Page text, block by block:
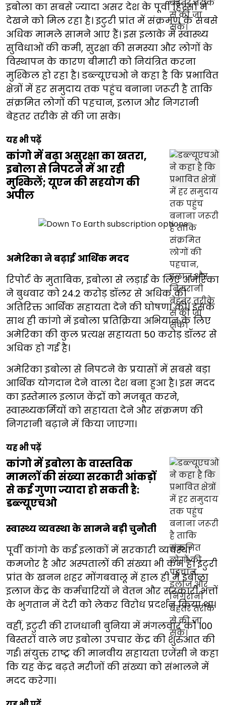
इबोला का सबसे ज्यादा असर देश के पूर्वी हिस्सों में
देखने को मिल रहा है। इटुरी प्रांत में संक्रमण के सबसे
अधिक मामले सामने आए हैं। इस इलाके में स्वास्थ्य
सुविधाओं की कमी, सुरक्षा की समस्या और लोगों के
विस्थापन के कारण बीमारी को नियंत्रित करना
मुश्किल हो रहा है। डब्ल्यूएचओ ने कहा है कि प्रभावित
क्षेत्रों में हर समुदाय तक पहुंच बनाना जरूरी है ताकि
संक्रमित लोगों की पहचान, इलाज और निगरानी
बेहतर तरीके से की जा सके।
यह भी पढ़ें
कांगो में बढ़ा असुरक्षा का खतरा,
इबोला से निपटने में आ रही
मुश्किलें; यूएन की सहयोग की
अपील
अमेरिका ने बढ़ाई आर्थिक मदद
रिपोर्ट के मुताबिक, इबोला से लड़ाई के लिए अमेरिका
ने बुधवार को 24.2 करोड़ डॉलर से अधिक की
अतिरिक्त आर्थिक सहायता देने की घोषणा की। इसके
साथ ही कांगो में इबोला प्रतिक्रिया अभियान के लिए
अमेरिका की कुल प्रत्यक्ष सहायता 50 करोड़ डॉलर से
अधिक हो गई है।
अमेरिका इबोला से निपटने के प्रयासों में सबसे बड़ा
आर्थिक योगदान देने वाला देश बना हुआ है। इस मदद
का इस्तेमाल इलाज केंद्रों को मजबूत करने,
स्वास्थ्यकर्मियों को सहायता देने और संक्रमण की
निगरानी बढ़ाने में किया जाएगा।
यह भी पढ़ें
कांगो में इबोला के वास्तविक
मामलों की संख्या सरकारी आंकड़ों
से कई गुणा ज्यादा हो सकती है:
डब्ल्यूएचओ
स्वास्थ्य व्यवस्था के सामने बड़ी चुनौती
पूर्वी कांगो के कई इलाकों में सरकारी व्यवस्था
कमजोर है और अस्पतालों की संख्या भी कम है। इटुरी
प्रांत के खनन शहर मोंगबवालू में हाल ही में इबोला
इलाज केंद्र के कर्मचारियों ने वेतन और सरकारी भत्तों
के भुगतान में देरी को लेकर विरोध प्रदर्शन किया था।
वहीं, इटुरी की राजधानी बुनिया में मंगलवार को 100
बिस्तरों वाले नए इबोला उपचार केंद्र की शुरुआत की
गई। संयुक्त राष्ट्र की मानवीय सहायता एजेंसी ने कहा
कि यह केंद्र बढ़ते मरीजों की संख्या को संभालने में
मदद करेगा।